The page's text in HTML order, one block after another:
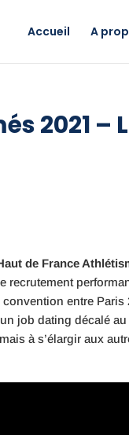
Accueil A
2021
de France
recrutement
convention entre
job dating décalé
à s’élargir aux